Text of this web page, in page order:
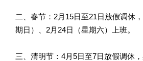
二、春节：2月15日至21日放假调休
期日）、2月24日（星期六）上班。
三、清明节：4月5日至7日放假调休